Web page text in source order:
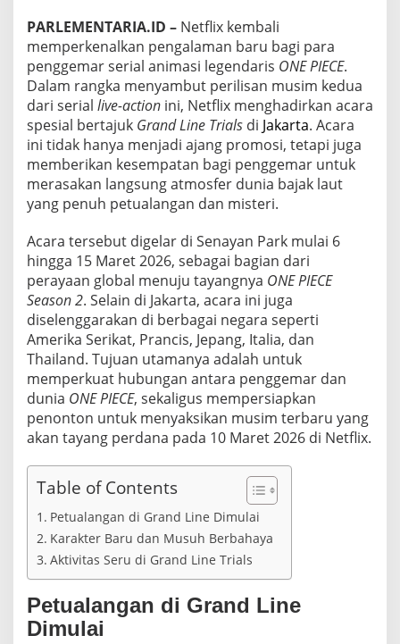
n
t
e
r
a
k
t
i
f
y
a
n
M
e
m
b
a
w
a
D
u
n
i
a
O
N
I
C
E
k
a
PARLEMENTARIA.ID – Netflix kembali
memperkenalkan pengalaman baru bagi para
penggemar serial animasi legendaris ONE PIECE.
Dalam rangka menyambut perilisan musim kedua
dari serial live-action ini, Netflix menghadirkan acara
spesial bertajuk Grand Line Trials di Jakarta. Acara
ini tidak hanya menjadi ajang promosi, tetapi juga
memberikan kesempatan bagi penggemar untuk
merasakan langsung atmosfer dunia bajak laut
yang penuh petualangan dan misteri.
Acara tersebut digelar di Senayan Park mulai 6
hingga 15 Maret 2026, sebagai bagian dari
perayaan global menuju tayangnya ONE PIECE
Season 2. Selain di Jakarta, acara ini juga
diselenggarakan di berbagai negara seperti
Amerika Serikat, Prancis, Jepang, Italia, dan
Thailand. Tujuan utamanya adalah untuk
memperkuat hubungan antara penggemar dan
dunia ONE PIECE, sekaligus mempersiapkan
penonton untuk menyaksikan musim terbaru yang
akan tayang perdana pada 10 Maret 2026 di Netflix.
Table of Contents
Petualangan di Grand Line Dimulai
Karakter Baru dan Musuh Berbahaya
Aktivitas Seru di Grand Line Trials
Petualangan di Grand Line
Dimulai